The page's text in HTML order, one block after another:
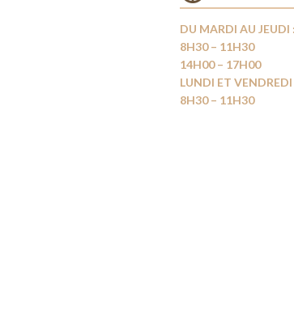
DU MARDI AU JEUDI :
8H30 – 11H30
14H00 – 17H00
LUNDI ET VENDREDI
8H30 – 11H30